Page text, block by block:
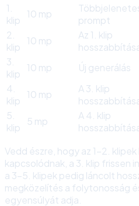
1.
klip
10 mp
prompt
2.
klip
10 mp
Az 1. klip
3.
klip
10 mp Új generálás
4.
klip
10 mp
A 3. klip
5.
klip
5 mp
A 4. klip
Vedd észre, hogy az 1-2.
kapcsolódnak, a 3. klip frissen
a 3-5. klipek pedig láncolt
megközelítés a folytonosság
egyensúlyát adja.